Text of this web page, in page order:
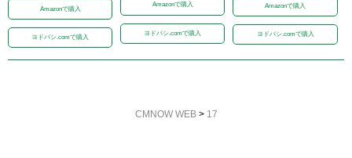
Amazonで購入
ヨドバシ.comで購入
Amazonで購入
ヨドバシ.comで購入
Amazonで購入
ヨドバシ.comで購入
CMNOW WEB> 17